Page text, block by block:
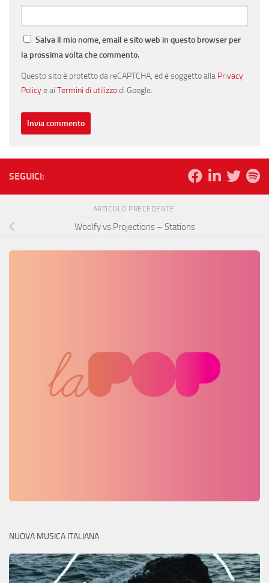
Salva il mio nome, email e sito web in questo browser per
la prossima volta che commento.
Questo sito è protetto da reCAPTCHA, ed è soggetto alla Privacy
Policye ai Termini di utilizzodi Google.
SEGUICI:
ARTICOLO PRECEDENTE
Woolfy vs Projections – Stations
NUOVA MUSICA ITALIANA